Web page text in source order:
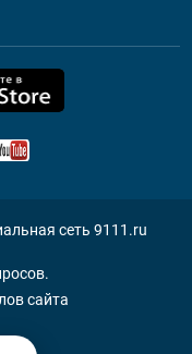
сеть 9111.ru
сайта